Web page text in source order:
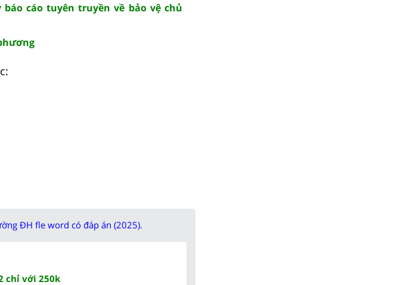
cáo tuyên truyền về bảo vệ chủ
ĐH fle word có đáp án (2025).
chỉ với 250k